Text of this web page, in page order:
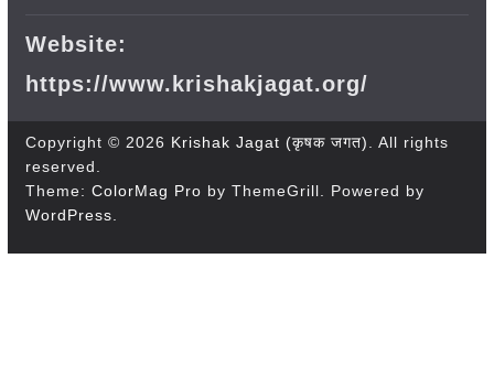
Website:
https://www.krishakjagat.org/
Copyright © 2026 Krishak Jagat (कृषक जगत)
. All rights
reserved.
Theme: ColorMag Pro by ThemeGrill. Powered by
WordPress